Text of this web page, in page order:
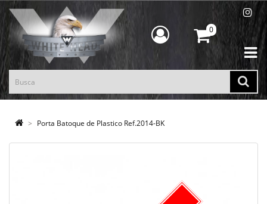
0
Porta Batoque de Plastico Ref.2014-BK